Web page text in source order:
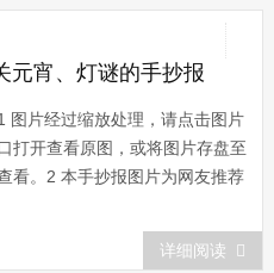
站提供推荐优秀的手抄报作
元宵、灯谜的手抄报
图片经过缩放处理，请点击图片
打开查看原图，或将图片存盘至
看。2 本手抄报图片为网友推荐
友借鉴、欣赏他人作品时提供方
有任何疑问，请与本站联系。3 欢
详细阅读